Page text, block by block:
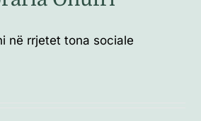
në rrjetet tona sociale